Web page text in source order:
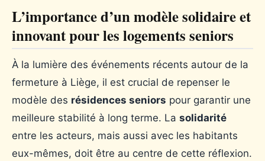
L’importance d’un modèle solidaire et
innovant pour les logements seniors
À la lumière des événements récents autour de la
fermeture à Liège, il est crucial de repenser le
modèle des résidences seniors pour garantir une
meilleure stabilité à long terme. La solidarité
entre les acteurs, mais aussi avec les habitants
eux-mêmes, doit être au centre de cette réflexion.